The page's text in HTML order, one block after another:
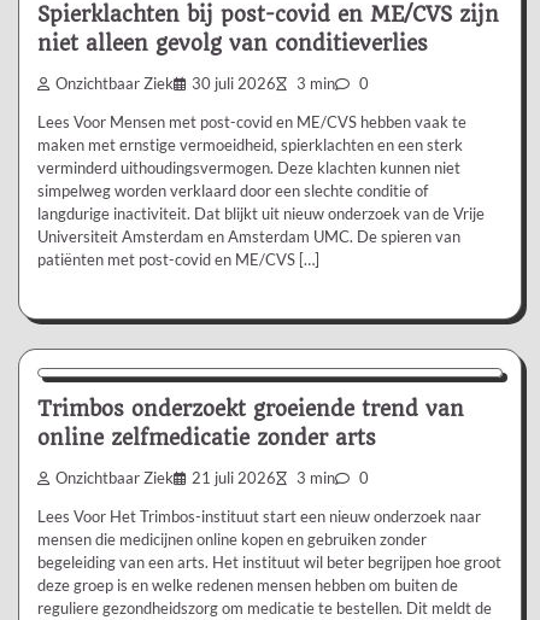
Spierklachten bij post-covid en ME/CVS zijn
niet alleen gevolg van conditieverlies
Onzichtbaar Ziek 30 juli 2026 3 min 0
Lees Voor Mensen met post-covid en ME/CVS hebben vaak te
maken met ernstige vermoeidheid, spierklachten en een sterk
verminderd uithoudingsvermogen. Deze klachten kunnen niet
simpelweg worden verklaard door een slechte conditie of
langdurige inactiviteit. Dat blijkt uit nieuw onderzoek van de Vrije
Universiteit Amsterdam en Amsterdam UMC. De spieren van
patiënten met post-covid en ME/CVS […]
Nieuws/Informatie
Trimbos onderzoekt groeiende trend van
online zelfmedicatie zonder arts
Onzichtbaar Ziek 21 juli 2026 3 min 0
Lees Voor Het Trimbos-instituut start een nieuw onderzoek naar
mensen die medicijnen online kopen en gebruiken zonder
begeleiding van een arts. Het instituut wil beter begrijpen hoe groot
deze groep is en welke redenen mensen hebben om buiten de
reguliere gezondheidszorg om medicatie te bestellen. Dit meldt de